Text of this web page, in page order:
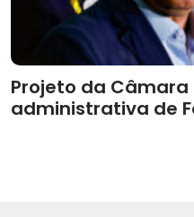
Projeto da
administrativa de